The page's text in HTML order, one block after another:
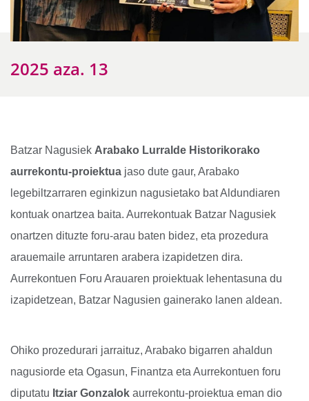
2025 aza. 13
Batzar Nagusiek Arabako Lurralde Historikorako
aurrekontu-proiektua jaso dute gaur, Arabako
legebiltzarraren eginkizun nagusietako bat Aldundiaren
kontuak onartzea baita. Aurrekontuak Batzar Nagusiek
onartzen dituzte foru-arau baten bidez, eta prozedura
arauemaile arruntaren arabera izapidetzen dira.
Aurrekontuen Foru Arauaren proiektuak lehentasuna du
izapidetzean, Batzar Nagusien gainerako lanen aldean.
Ohiko prozedurari jarraituz, Arabako bigarren ahaldun
nagusiorde eta Ogasun, Finantza eta Aurrekontuen foru
diputatu Itziar Gonzalok aurrekontu-proiektua eman dio